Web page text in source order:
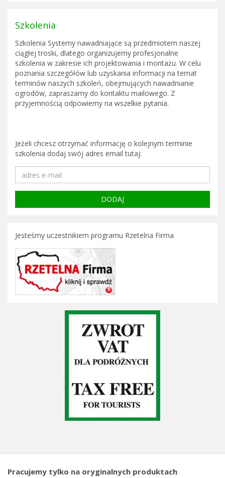
Szkolenia
Szkolenia Systemy nawadniające są przedmiotem naszej
ciągłej troski, dlatego organizujemy profesjonalne
szkolenia w zakresie ich projektowania i montażu. W celu
poznania szczegółów lub uzyskania informacji na temat
terminów naszych szkoleń, obejmujących nawadnianie
ogrodów, zapraszamy do kontaktu mailowego. Z
przyjemnością odpowiemy na wszelkie pytania.
Jeżeli chcesz otrzymać informację o kolejnym terminie
szkolenia dodaj swój adres email tutaj:
Jesteśmy uczestnikiem programu Rzetelna Firma
Pracujemy tylko na oryginalnych produktach